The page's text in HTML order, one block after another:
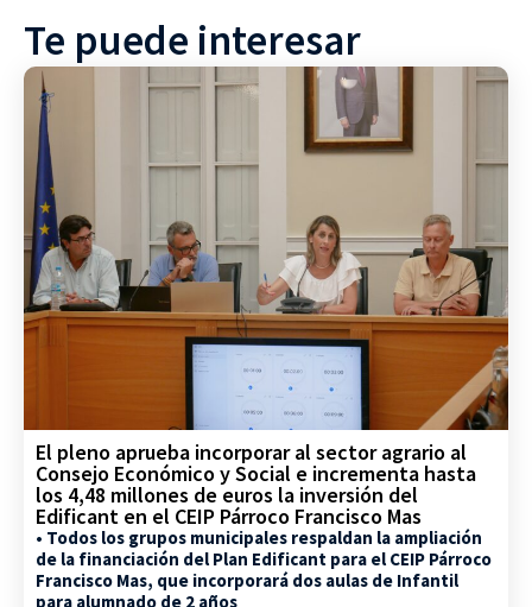
Te puede interesar
El pleno aprueba incorporar al sector agrario al
Consejo Económico y Social e incrementa hasta
los 4,48 millones de euros la inversión del
Edificant en el CEIP Párroco Francisco Mas
• Todos los grupos municipales respaldan la ampliación
de la financiación del Plan Edificant para el CEIP Párroco
Francisco Mas, que incorporará dos aulas de Infantil
para alumnado de 2 años